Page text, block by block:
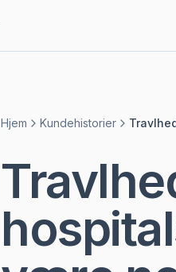
Hjem Kundehistorier